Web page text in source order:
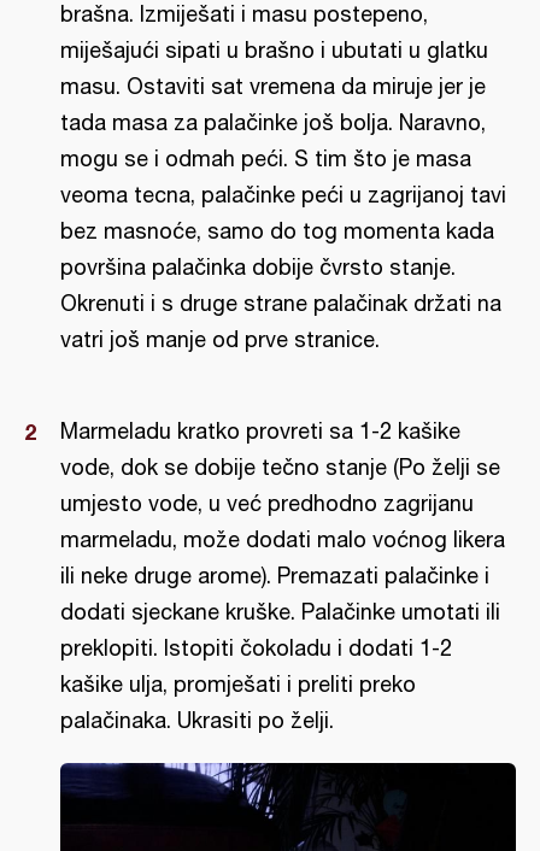
brašna. Izmiješati i masu postepeno,
miješajući sipati u brašno i ubutati u glatku
masu. Ostaviti sat vremena da miruje jer je
tada masa za palačinke još bolja. Naravno,
mogu se i odmah peći. S tim što je masa
veoma tecna, palačinke peći u zagrijanoj tavi
bez masnoće, samo do tog momenta kada
površina palačinka dobije čvrsto stanje.
Okrenuti i s druge strane palačinak držati na
vatri još manje od prve stranice.
Marmeladu kratko provreti sa 1-2 kašike
vode, dok se dobije tečno stanje (Po želji se
umjesto vode, u već predhodno zagrijanu
marmeladu, može dodati malo voćnog likera
ili neke druge arome). Premazati palačinke i
dodati sjeckane kruške. Palačinke umotati ili
preklopiti. Istopiti čokoladu i dodati 1-2
kašike ulja, promješati i preliti preko
palačinaka. Ukrasiti po želji.